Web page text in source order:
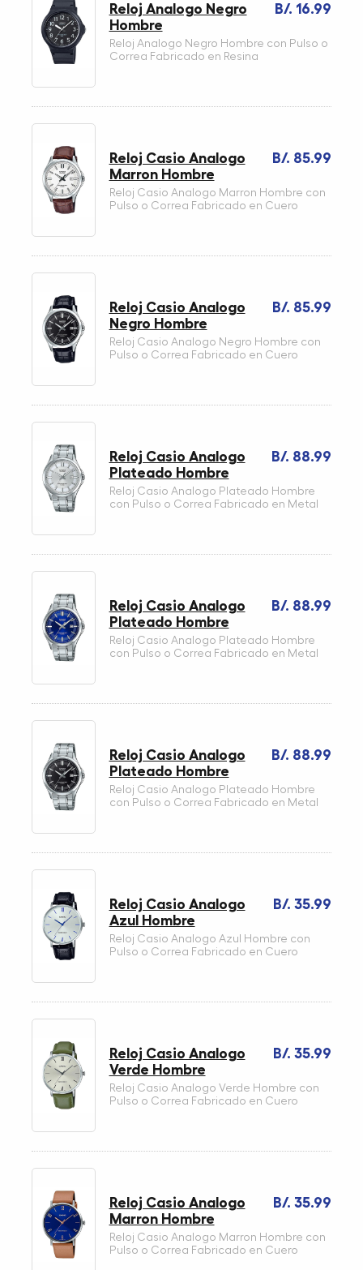
B/. 16.99
Reloj Analogo Negro
Hombre
Reloj Analogo Negro Hombre con Pulso o
Correa Fabricado en Resina
B/. 85.99
Reloj Casio Analogo
Marron Hombre
Reloj Casio Analogo Marron Hombre con
Pulso o Correa Fabricado en Cuero
B/. 85.99
Reloj Casio Analogo
Negro Hombre
Reloj Casio Analogo Negro Hombre con
Pulso o Correa Fabricado en Cuero
B/. 88.99
Reloj Casio Analogo
Plateado Hombre
Reloj Casio Analogo Plateado Hombre
con Pulso o Correa Fabricado en Metal
B/. 88.99
Reloj Casio Analogo
Plateado Hombre
Reloj Casio Analogo Plateado Hombre
con Pulso o Correa Fabricado en Metal
B/. 88.99
Reloj Casio Analogo
Plateado Hombre
Reloj Casio Analogo Plateado Hombre
con Pulso o Correa Fabricado en Metal
B/. 35.99
Reloj Casio Analogo
Azul Hombre
Reloj Casio Analogo Azul Hombre con
Pulso o Correa Fabricado en Cuero
B/. 35.99
Reloj Casio Analogo
Verde Hombre
Reloj Casio Analogo Verde Hombre con
Pulso o Correa Fabricado en Cuero
B/. 35.99
Reloj Casio Analogo
Marron Hombre
Reloj Casio Analogo Marron Hombre con
Pulso o Correa Fabricado en Cuero